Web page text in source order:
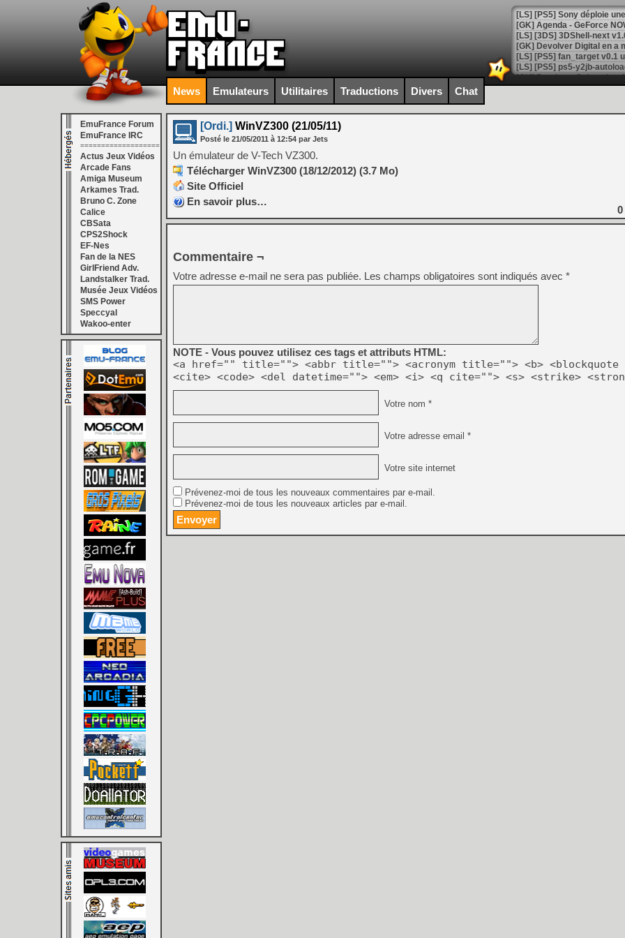
[GK] Agenda - GeForce
[GK] Devolver Digital en a
[LS] [PS5] ps5-y2jb-
[GK] Pourquoi Marvel
[GK] Test : Restory : Chill
[GK] GTA 6 : Rockstar
[GK] Hot Wheels Infinite
[GK] Mémoire cash -
[GK] Résultats Nintendo :
[GK] Déjà des
[Mo5] Brickboy cherche à
[GK] Minecraft et ses «
[GK] Beast of
[GK] Ubisoft : fin de partie
[GK] Mémoire cash -
[GK] Dan Houser (GTA)
[GK] Comment EA Sports
[GK] Crimson Moon : un
[GK] Isle of Reveries : le
[GK] Moonlighter 2 : The
[GK] Capcom relance
[Mo5] Deux inédits du
[GK] Le beat'em up The
[GK] Endless Legend 2 :
[LS] [PS5] Le WebKit
[GK] Oubliez Crazy Taxi,
[LS] [Switch] NSZ 5.0.0
[GK] No More Room in
News Emulateurs Utilitaires Traductions Divers Chat
EmuFrance Forum
EmuFrance IRC
===================
Actus Jeux Vidéos
Arcade Fans
Amiga Museum
Arkames Trad.
Bruno C. Zone
Calice
CBSata
CPS2Shock
EF-Nes
Fan de la NES
GirlFriend Adv.
Landstalker Trad.
Musée Jeux Vidéos
SMS Power
Speccyal
Wakoo-enter
[Ordi.] WinVZ300 (21/05/11)
Posté le 21/05/2011 à 12:54 par Jets
Un émulateur de V-Tech VZ300.
Télécharger WinVZ300 (18/12/2012) (3.7 Mo)
Site Officiel
En savoir plus…
0
Commentaire ¬
Votre adresse e-mail ne sera pas publiée. Les champs obligatoires sont indiqués avec *
NOTE - Vous pouvez utilisez ces tags et attributs HTML:
<a href="" title=""> <abbr title=""> <acronym title=""> <b> <blockquote
<cite> <code> <del datetime=""> <em> <i> <q cite=""> <s> <strike>
Votre nom *
Votre adresse email *
Votre site internet
Prévenez-moi de tous les nouveaux commentaires par e-mail.
Prévenez-moi de tous les nouveaux articles par e-mail.